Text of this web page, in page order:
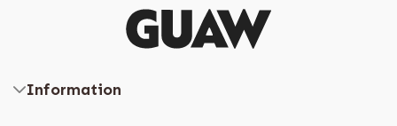
Information